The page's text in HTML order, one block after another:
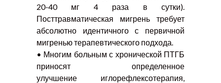
20-40 мг 4 раза в сутки).
Посттравматическая мигрень требует
абсолютно идентичного с первичной
мигренью терапевтического подхода.
• Многим больным с хронической ПТГБ
приносят определенное
улучшение иглорефлексотерапия,